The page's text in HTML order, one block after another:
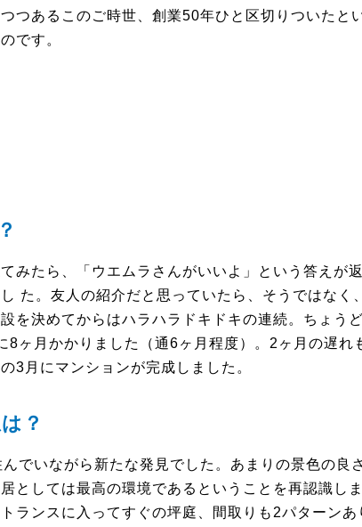
つあるこのご時世、創業50年ひと区切りついたと
です。
みたら、「ウエムラさんがいいよ」という答えが
た。友人の紹介だと思っていたら、そうではなく
を決めてからはハラハラドキドキの連続。ちょう
ヶ月かかりました（通6ヶ月程度）。2ヶ月の遅れ
3月にマンションが完成しました。
？
でいながら新たな発見でした。あまりの景色の良
としては最高の環境であるということを再認識し
ランスに入ってすぐの坪庭、間取りも2パターン